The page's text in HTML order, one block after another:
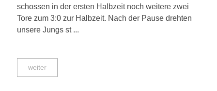
schossen in der ersten Halbzeit noch weitere zwei
Tore zum 3:0 zur Halbzeit. Nach der Pause drehten
unsere Jungs st ...
weiter